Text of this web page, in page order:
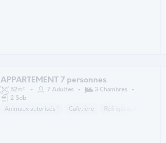
APPARTEMENT 7 personnes
52m² 7 Adultes
3 Chambres
2 Sdb
Animaux autorisés * Cafetière Réfrigérateur